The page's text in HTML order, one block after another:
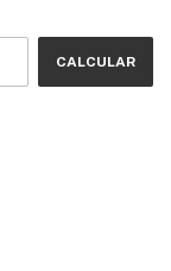
CALCULAR